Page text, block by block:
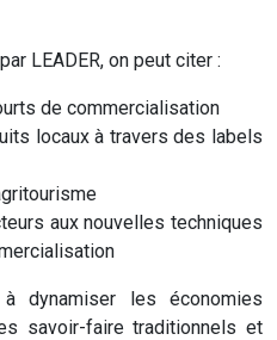
LEADER, on peut citer :
de commercialisation
locaux à travers des labels
aux nouvelles techniques
dynamiser les économies
savoir-faire traditionnels et